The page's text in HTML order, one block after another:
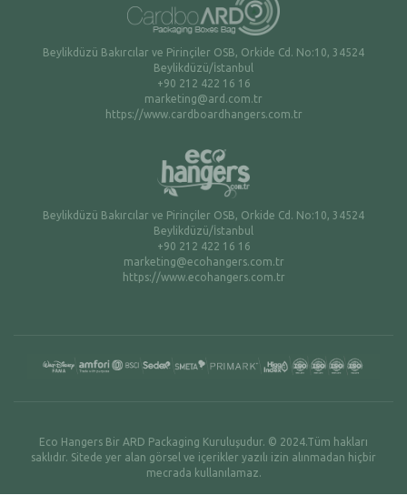
Beylikdüzü Bakırcılar ve Pirinçiler OSB, Orkide Cd. No:10, 34524
Beylikdüzü/İstanbul
+90 212 422 16 16
marketing@ard.com.tr
https://www.cardboardhangers.com.tr
Beylikdüzü Bakırcılar ve Pirinçiler OSB, Orkide Cd. No:10, 34524
Beylikdüzü/İstanbul
+90 212 422 16 16
marketing@ecohangers.com.tr
https://www.ecohangers.com.tr
Eco Hangers Bir ARD Packaging Kuruluşudur. © 2024.Tüm hakları
saklıdır. Sitede yer alan görsel ve içerikler yazılı izin alınmadan hiçbir
mecrada kullanılamaz.